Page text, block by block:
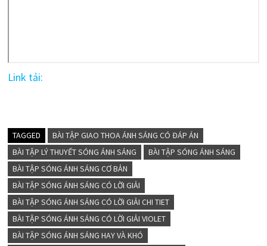
Link tải:
TAGGED
BÀI TẬP GIAO THOA ÁNH SÁNG CÓ ĐÁP ÁN
BÀI TẬP LÝ THUYẾT SÓNG ÁNH SÁNG
BÀI TẬP SÓNG ÁNH SÁNG
BÀI TẬP SÓNG ÁNH SÁNG CƠ BẢN
BÀI TẬP SÓNG ÁNH SÁNG CÓ LỜI GIẢI
BÀI TẬP SÓNG ÁNH SÁNG CÓ LỜI GIẢI CHI TIET
BÀI TẬP SÓNG ÁNH SÁNG CÓ LỜI GIẢI VIOLET
BÀI TẬP SÓNG ÁNH SÁNG HAY VÀ KHÓ